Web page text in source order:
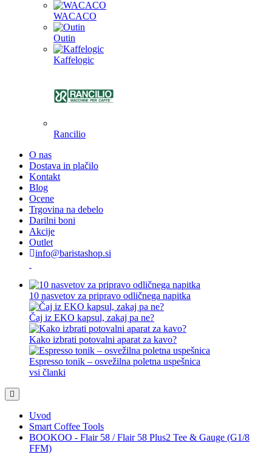
WACACO
Outin
Kaffelogic
Rancilio
O nas
Dostava in plačilo
Kontakt
Blog
Ocene
Trgovina na debelo
Darilni boni
Akcije
Outlet
info@baristashop.si
10 nasvetov za pripravo odličnega napitka
Čaj iz EKO kapsul, zakaj pa ne?
Kako izbrati potovalni aparat za kavo?
Espresso tonik – osvežilna poletna uspešnica
vsi članki
Uvod
Smart Coffee Tools
BOOKOO - Flair 58 / Flair 58 Plus2 Tee & Gauge (G1/8
FFM)